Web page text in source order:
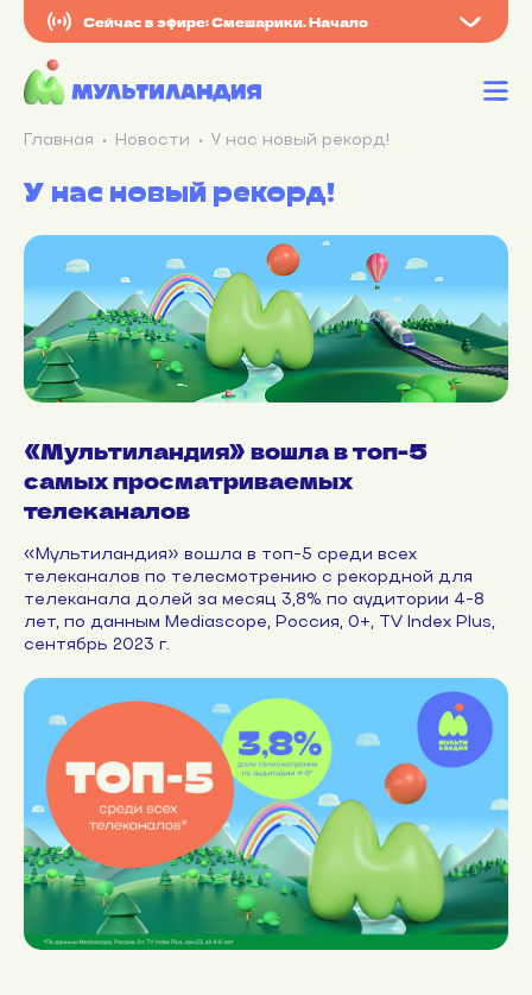
Сейчас в эфире: Смешарики. Начало
Главная Новости У нас новый рекорд!
У нас новый рекорд!
«Мультиландия» вошла в топ-5
самых просматриваемых
телеканалов
«Мультиландия» вошла в топ-5 среди всех
телеканалов по телесмотрению с рекордной для
телеканала долей за месяц 3,8% по аудитории 4-8
лет, по данным Mediascope, Россия, 0+, TV Index Plus,
сентябрь 2023 г.